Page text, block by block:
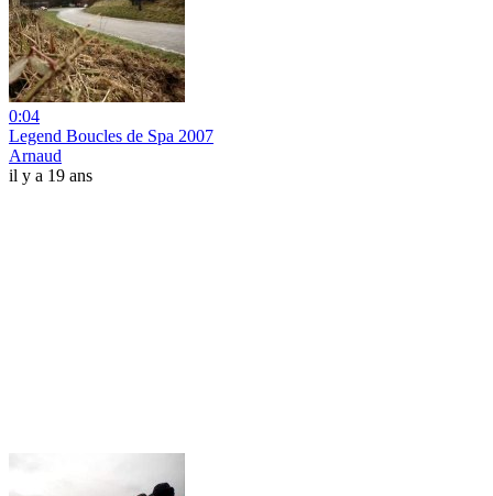
0:04
Legend Boucles de Spa 2007
Arnaud
il y a 19 ans